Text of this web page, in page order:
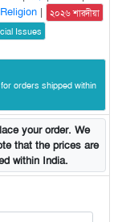
Religion |
২০২৬ শারদীয়া
Issues
orders shipped within
your order. We
that the prices are
within India.